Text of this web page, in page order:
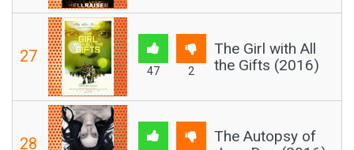
27
47 2
The Girl with All
the Gifts (2016)
28
The Autopsy of